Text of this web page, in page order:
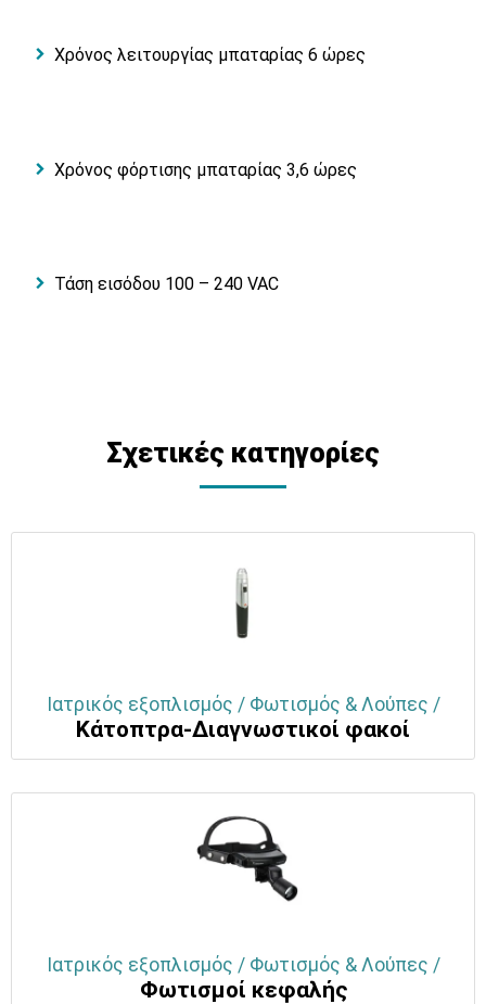
Χρόνος λειτουργίας μπαταρίας 6 ώρες
Χρόνος φόρτισης μπαταρίας 3,6 ώρες
Τάση εισόδου 100 – 240 VAC
Σχετικές κατηγορίες
Ιατρικός εξοπλισμός / Φωτισμός & Λούπες /
Κάτοπτρα-Διαγνωστικοί φακοί
Ιατρικός εξοπλισμός / Φωτισμός & Λούπες /
Φωτισμοί κεφαλής